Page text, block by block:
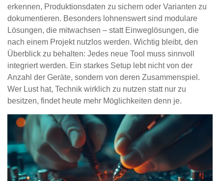
erkennen, Produktionsdaten zu sichern oder Varianten zu
dokumentieren. Besonders lohnenswert sind modulare
Lösungen, die mitwachsen – statt Einweglösungen, die
nach einem Projekt nutzlos werden. Wichtig bleibt, den
Überblick zu behalten: Jedes neue Tool muss sinnvoll
integriert werden. Ein starkes Setup lebt nicht von der
Anzahl der Geräte, sondern von deren Zusammenspiel.
Wer Lust hat, Technik wirklich zu nutzen statt nur zu
besitzen, findet heute mehr Möglichkeiten denn je.